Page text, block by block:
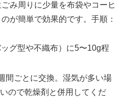
み周りに少量を布袋やコーヒ
が簡単で効果的です。手順：
グ型や不織布）に5〜10g程
間ごとに交換。湿気が多い場
ので乾燥剤と併用してくだ